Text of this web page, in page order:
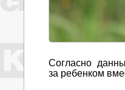
Согласно
за ребенком